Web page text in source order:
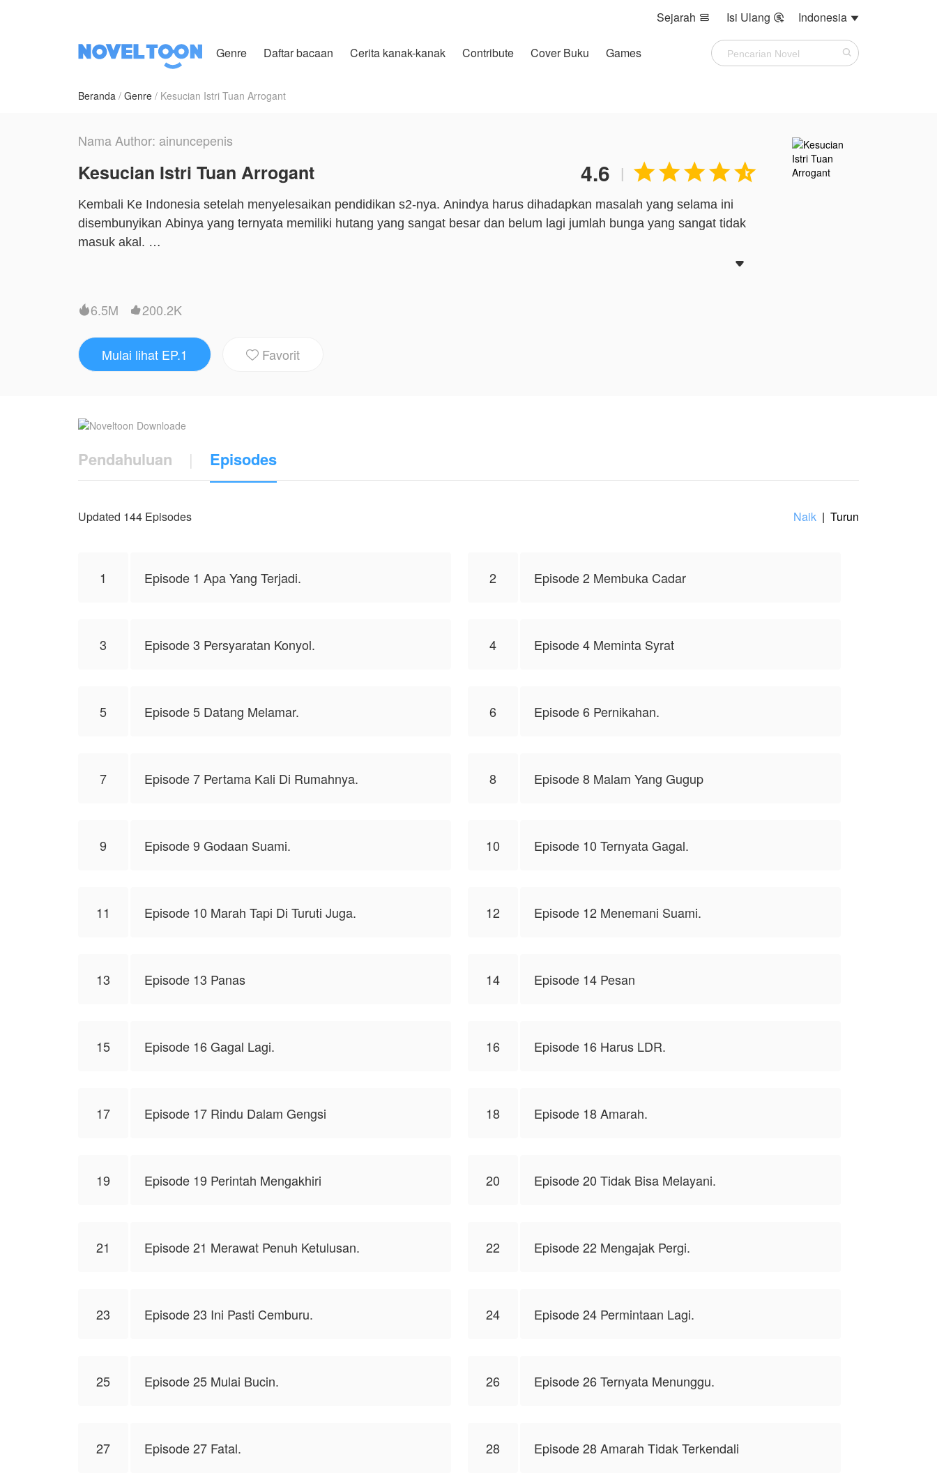
Sejarah  Isi Ulang  Indonesia 
Genre Daftar bacaan Cerita kanak-kanak Contribute Cover Buku Games
Beranda Genre Kesucian Istri Tuan Arrogant
Nama Author: ainuncepenis
Kesucian Istri Tuan Arrogant 4.6 | 
Kembali Ke Indonesia setelah menyelesaikan pendidikan s2-nya. Anindya harus dihadapkan masalah yang selama ini
disembunyikan Abinya yang ternyata memiliki hutang yang sangat besar dan belum lagi jumlah bunga yang sangat tidak
masuk akal.
Kavindra, Pria tampan berusia 34 tahun yang telah memberikan hutang dan disebut sebagai rentenir yang sangat dingin
Dengan penampilan Anindya yang tertutup dan bahkan wajahnya juga memakai cadar yang membuat jiwa rasa
penasaran seorang pemain itu menggebu-gebu.
Situasi yang sulit yang dihadapi gadis lemah itu membuat Kavindra memanfaatkan situasi yang menginginkan Anindya.
Tetapi Anindya meminta syarat untuk dinikahi. Karena walau berkorban demi Abinya dia juga tidak ingin melakukan zina
mewakili NovelToon sendiri

6.5M 200.2K
Mulai lihat EP.1  Favorit
Pendahuluan | Episodes
Updated 144 Episodes Naik | Turun
1 Episode 1 Apa Yang Terjadi. 2 Episode 2 Membuka Cadar
3 Episode 3 Persyaratan Konyol. 4 Episode 4 Meminta Syrat
5 Episode 5 Datang Melamar. 6 Episode 6 Pernikahan.
7 Episode 7 Pertama Kali Di Rumahnya. 8 Episode 8 Malam Yang Gugup
9 Episode 9 Godaan Suami. 10 Episode 10 Ternyata Gagal.
11 Episode 10 Marah Tapi Di Turuti Juga. 12 Episode 12 Menemani Suami.
13 Episode 13 Panas 14 Episode 14 Pesan
15 Episode 16 Gagal Lagi. 16 Episode 16 Harus LDR.
17 Episode 17 Rindu Dalam Gengsi 18 Episode 18 Amarah.
19 Episode 19 Perintah Mengakhiri 20 Episode 20 Tidak Bisa Melayani.
21 Episode 21 Merawat Penuh Ketulusan. 22 Episode 22 Mengajak Pergi.
23 Episode 23 Ini Pasti Cemburu. 24 Episode 24 Permintaan Lagi.
25 Episode 25 Mulai Bucin. 26 Episode 26 Ternyata Menunggu.
27 Episode 27 Fatal. 28 Episode 28 Amarah Tidak Terkendali